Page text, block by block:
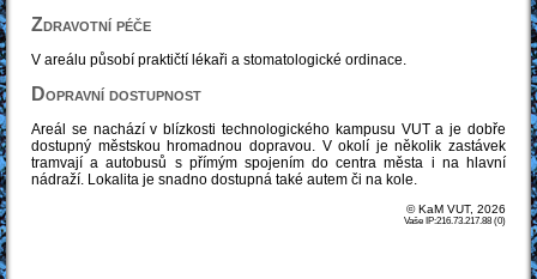
Zdravotní péče
V areálu působí praktičtí lékaři a stomatologické ordinace.
Dopravní dostupnost
Areál se nachází v blízkosti technologického kampusu VUT a je dobře
dostupný městskou hromadnou dopravou. V okolí je několik zastávek
tramvají a autobusů s přímým spojením do centra města i na hlavní
nádraží. Lokalita je snadno dostupná také autem či na kole.
© KaM VUT, 2026
Vaše IP:216.73.217.88 (0)